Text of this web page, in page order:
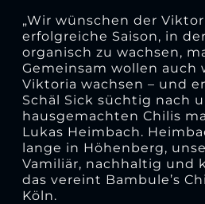
„Wir wünschen der
erfolgreiche Saison, in
organisch zu wachsen,
Gemeinsam wollen auch
Viktoria wachsen – und
Schäl Sick süchtig nach
hausgemachten Chilis
Lukas Heimbach.
lange in Höhenberg,
Vamiliär, nachhaltig und
das vereint Bambule’s
Köln.